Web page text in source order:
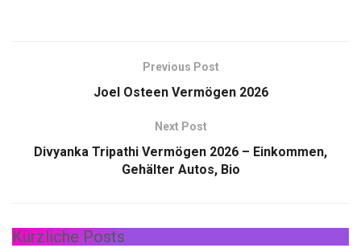
Previous Post
Joel Osteen Vermögen 2026
Next Post
Divyanka Tripathi Vermögen 2026 – Einkommen,
Gehälter Autos, Bio
Kürzliche Posts